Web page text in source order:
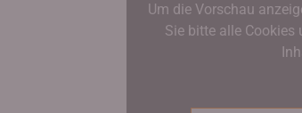
Um die Vorschau
Sie bitte alle Cookies